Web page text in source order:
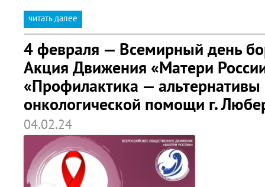
читать далее
4 февраля — Всемирный день
Акция Движения «Матери
«Профилактика — альтернативы
онкологической помощи г.
04.02.24